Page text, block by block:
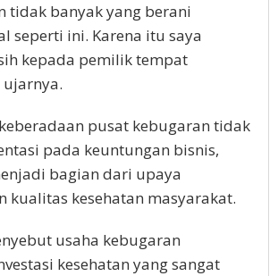
tidak banyak yang berani
seperti ini. Karena itu saya
kepada pemilik tempat
ujarnya.
pusat kebugaran tidak
pada keuntungan bisnis,
bagian dari upaya
kualitas kesehatan masyarakat.
usaha kebugaran
kesehatan yang sangat